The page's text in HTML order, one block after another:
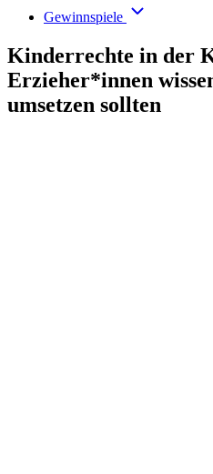
Gewinnspiele
Kinderrechte in der
Erzieher*innen
umsetzen sollten